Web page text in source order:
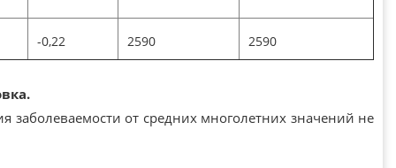
-0,22 2590 2590
заболеваемости от средних многолетних значений не